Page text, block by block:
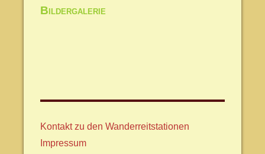
Bildergalerie
Kontakt zu den Wanderreitstationen
Impressum